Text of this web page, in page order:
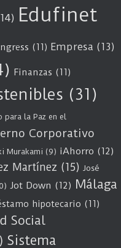
Edufinet
(11) Empresa (13)
Finanzas (11)
(31)
para la Paz en el
Corporativo
Murakami (9) iAhorro (12)
Martínez (15) José
Jot Down (12) Málaga
hipotecario (11)
Social
Sistema